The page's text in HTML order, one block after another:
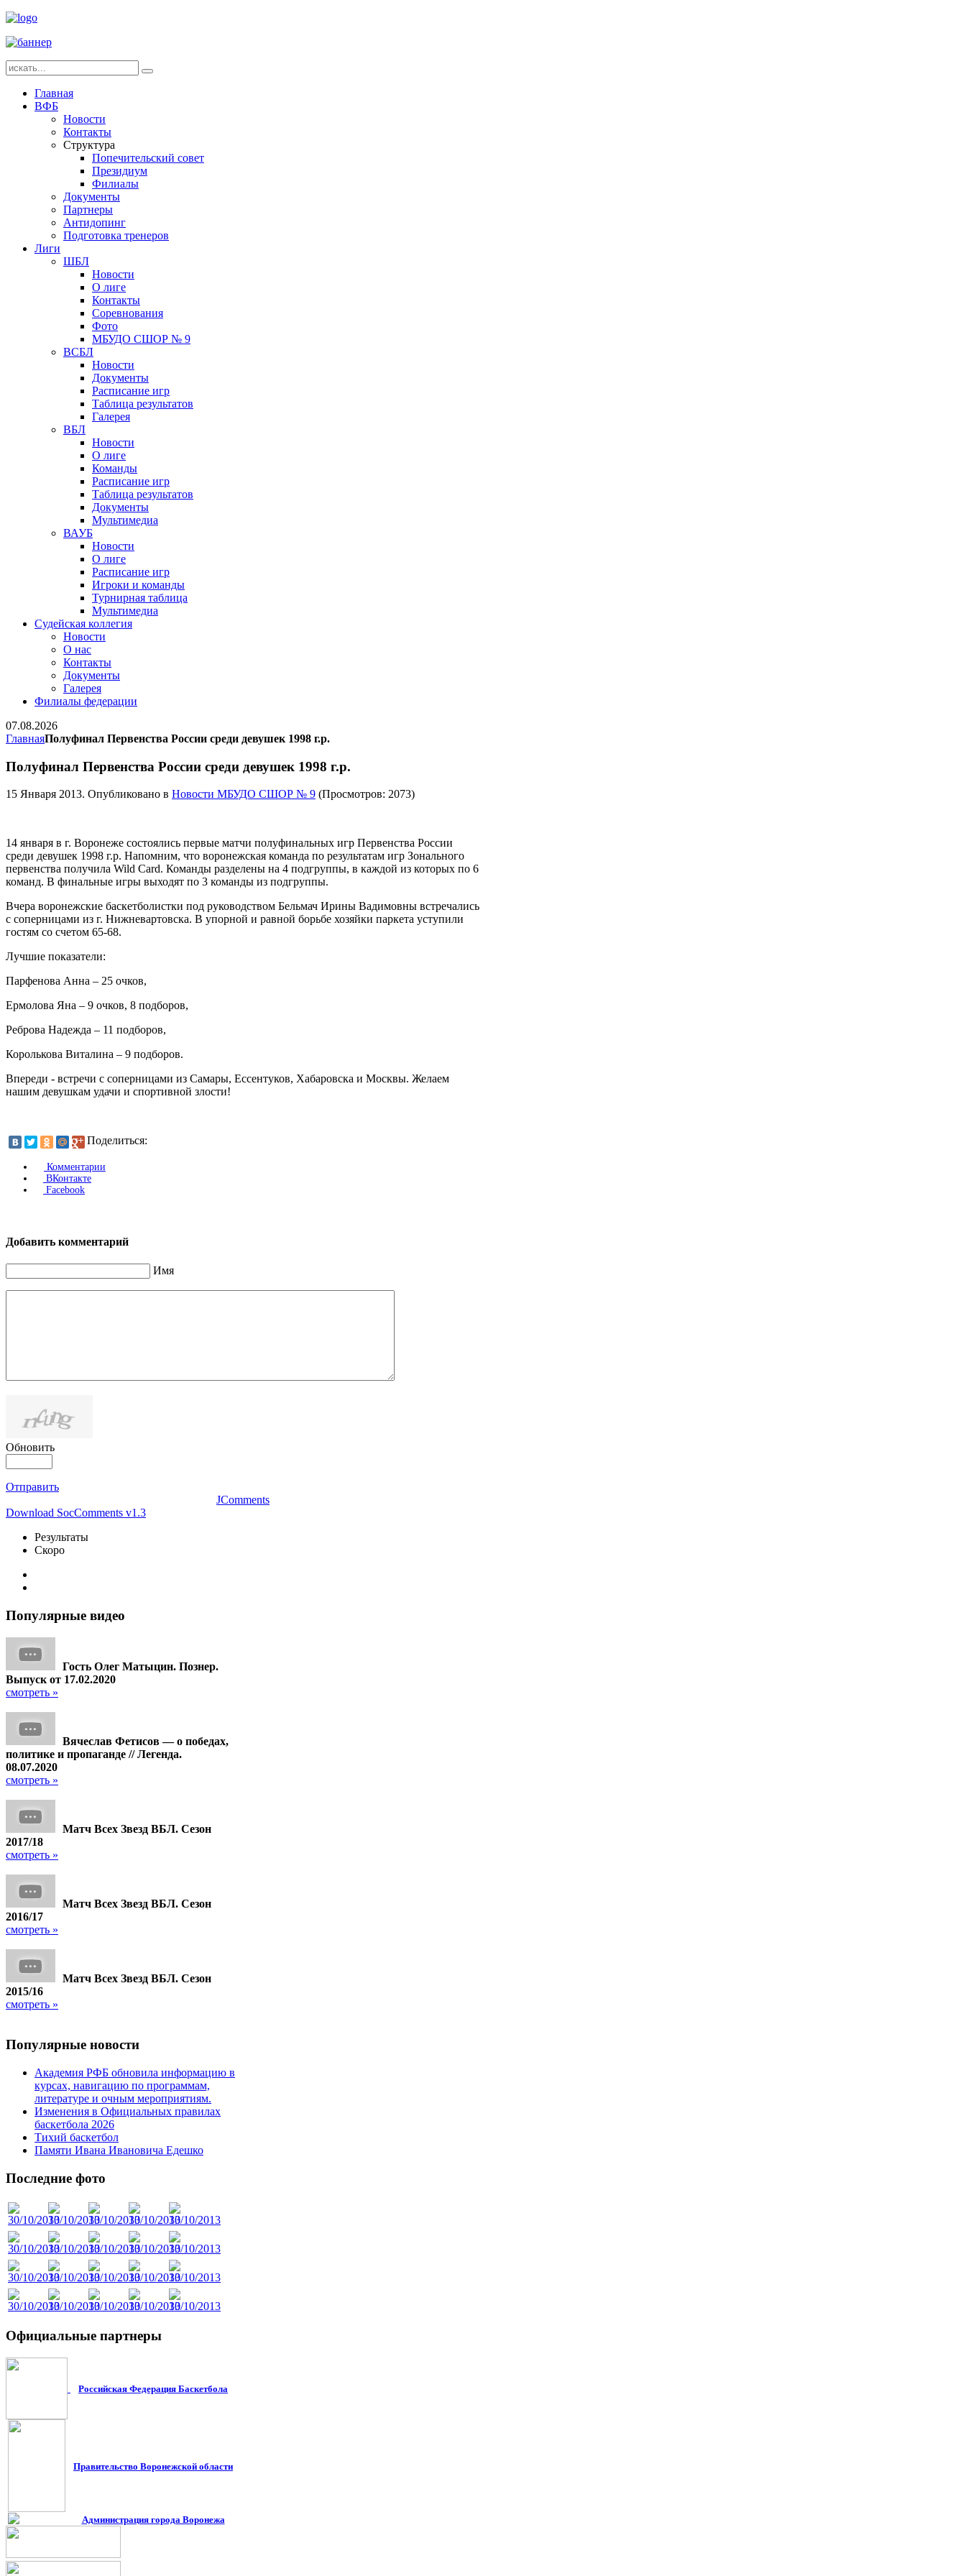
Главная
ВФБ
Новости
Контакты
Структура
Попечительский совет
Президиум
Филиалы
Документы
Партнеры
Антидопинг
Подготовка тренеров
Лиги
ШБЛ
Новости
О лиге
Контакты
Соревнования
Фото
МБУДО СШОР № 9
ВСБЛ
Новости
Документы
Расписание игр
Таблица результатов
Галерея
ВБЛ
Новости
О лиге
Команды
Расписание игр
Таблица результатов
Документы
Мультимедиа
ВАУБ
Новости
О лиге
Расписание игр
Игроки и команды
Турнирная таблица
Мультимедиа
Судейская коллегия
Новости
О нас
Контакты
Документы
Галерея
Филиалы федерации
07.08.2026
ГлавнаяПолуфинал Первенства России среди девушек 1998 г.р.
Полуфинал Первенства России среди девушек 1998 г.р.
15 Января 2013. Опубликовано в Новости МБУДО СШОР № 9 (Просмотров: 2073)
14 января в г. Воронеже состоялись первые матчи полуфинальных игр Первенства России
среди девушек 1998 г.р. Напомним, что воронежская команда по результатам игр Зонального
первенства получила Wild Card. Команды разделены на 4 подгруппы, в каждой из которых по 6
команд. В финальные игры выходят по 3 команды из подгруппы.
Вчера воронежские баскетболистки под руководством Бельмач Ирины Вадимовны встречались
с соперницами из г. Нижневартовска. В упорной и равной борьбе хозяйки паркета уступили
гостям со счетом 65-68.
Лучшие показатели:
Парфенова Анна – 25 очков,
Ермолова Яна – 9 очков, 8 подборов,
Реброва Надежда – 11 подборов,
Королькова Виталина – 9 подборов.
Впереди - встречи с соперницами из Самары, Ессентуков, Хабаровска и Москвы. Желаем
нашим девушкам удачи и спортивной злости!
Поделиться:
Комментарии
ВКонтакте
Facebook
Добавить комментарий
Имя
Обновить
Отправить
JComments
Download SocComments v1.3
Результаты
Скоро
Популярные видео
Гость Олег Матыцин. Познер.
Выпуск от 17.02.2020
смотреть »
Вячеслав Фетисов — о победах,
политике и пропаганде // Легенда.
08.07.2020
смотреть »
Матч Всех Звезд ВБЛ. Сезон
2017/18
смотреть »
Матч Всех Звезд ВБЛ. Сезон
2016/17
смотреть »
Матч Всех Звезд ВБЛ. Сезон
2015/16
смотреть »
Популярные новости
Академия РФБ обновила информацию в
курсах, навигацию по программам,
литературе и очным мероприятиям.
Изменения в Официальных правилах
баскетбола 2026
Тихий баскетбол
Памяти Ивана Ивановича Едешко
Последние фото
Официальные партнеры
Российская Федерация Баскетбола
Правительство Воронежской области
Администрация города Воронежа